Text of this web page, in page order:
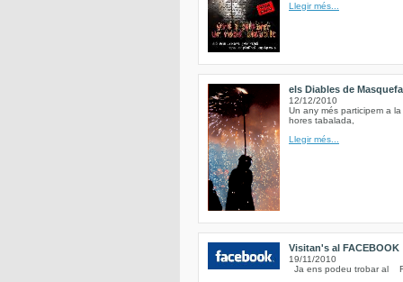
Llegir més...
els Diables de
12/12/2010
Un any més participem a
hores tabalada,
Llegir més...
Visitan's al FACEBOOK
19/11/2010
Ja ens podeu trobar al